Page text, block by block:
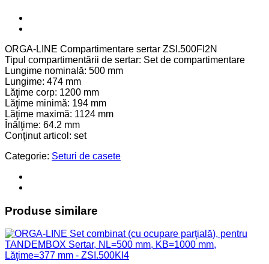
ORGA-LINE Compartimentare sertar ZSI.500FI2N
Tipul compartimentării de sertar: Set de compartimentare
Lungime nominală: 500 mm
Lungime: 474 mm
Lăţime corp: 1200 mm
Lăţime minimă: 194 mm
Lăţime maximă: 1124 mm
Înălţime: 64.2 mm
Conţinut articol: set
Categorie: Seturi de casete
Produse similare